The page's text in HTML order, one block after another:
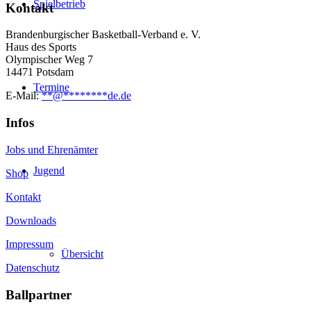
Spielbetrieb
Termine
Jugend
Übersicht
Kontakt
Brandenburgischer Basketball-Verband e. V.
Haus des Sports
Olympischer Weg 7
14471 Potsdam
E-Mail:**@********de.de
Infos
Jobs und Ehrenämter
Shop
Kontakt
Downloads
Impressum
Datenschutz
Ballpartner